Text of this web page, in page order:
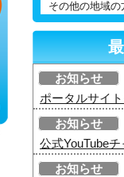
その他の地域の
お知らせ
ポータルサイ
お知らせ
公式YouTube
お知らせ